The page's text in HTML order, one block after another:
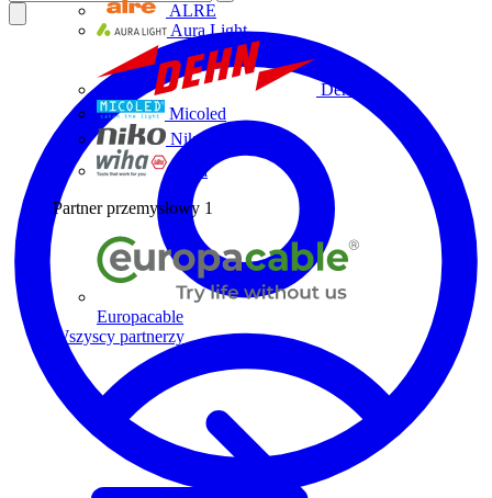
ALRE
Aura Light
Dehn
Micoled
Niko
Wiha
Partner przemysłowy 1
Europacable
Wszyscy partnerzy